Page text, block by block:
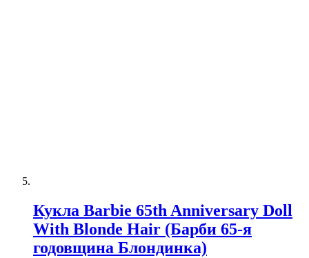
Кукла Barbie 65th Anniversary Doll
With Blonde Hair (Барби 65-я
годовщина Блондинка)